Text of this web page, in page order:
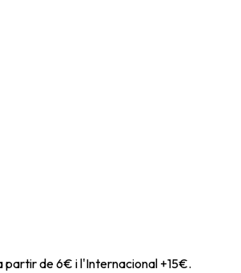
partir de 6€ i l'Internacional +15€.